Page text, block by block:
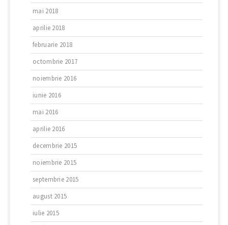
mai 2018
aprilie 2018
februarie 2018
octombrie 2017
noiembrie 2016
iunie 2016
mai 2016
aprilie 2016
decembrie 2015
noiembrie 2015
septembrie 2015
august 2015
iulie 2015